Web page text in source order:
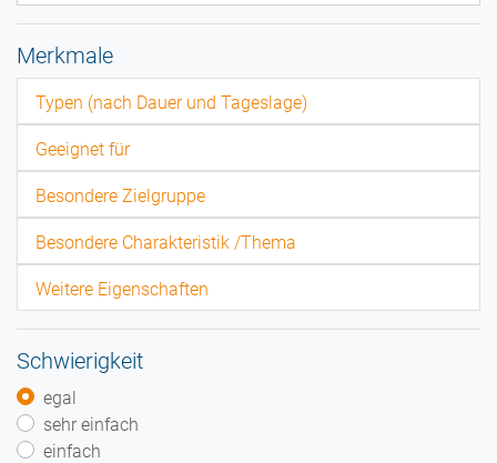
Merkmale
Typen (nach Dauer und Tageslage)
Geeignet für
Besondere Zielgruppe
Besondere Charakteristik /Thema
Weitere Eigenschaften
Schwierigkeit
egal
sehr einfach
einfach